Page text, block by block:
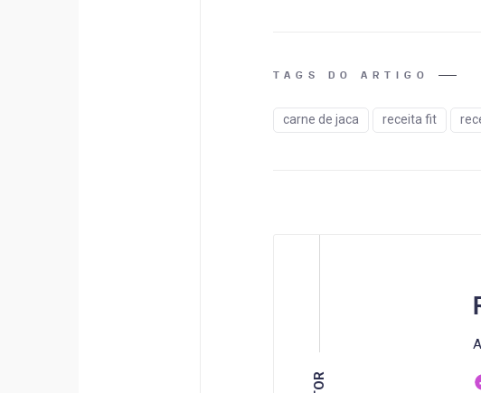
TAGS DO ARTIGO
carne de jaca receita fit